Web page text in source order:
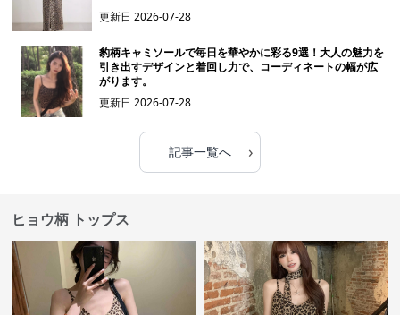
更新日2026-07-28
豹柄キャミソールで毎日を華やかに彩る9選！大人の魅力を
引き出すデザインと着回し力で、コーディネートの幅が広
がります。
更新日2026-07-28
記事一覧へ ›
ヒョウ柄 トップス